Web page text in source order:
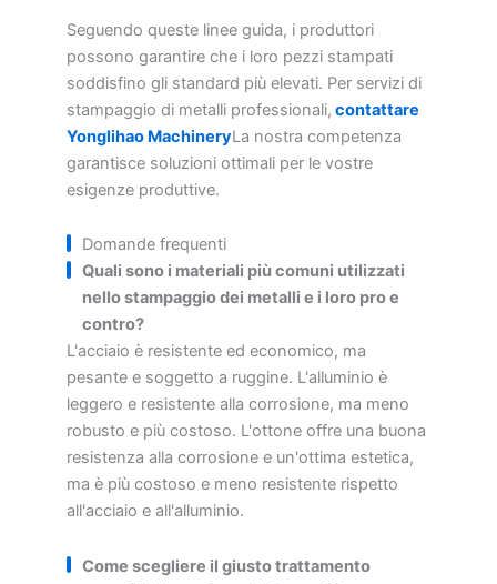
Seguendo queste linee guida, i produttori
possono garantire che i loro pezzi stampati
soddisfino gli standard più elevati. Per servizi di
stampaggio di metalli professionali, contattare
Yonglihao MachineryLa nostra competenza
garantisce soluzioni ottimali per le vostre
esigenze produttive.
Domande frequenti
Quali sono i materiali più comuni utilizzati
nello stampaggio dei metalli e i loro pro e
contro?
L'acciaio è resistente ed economico, ma
pesante e soggetto a ruggine. L'alluminio è
leggero e resistente alla corrosione, ma meno
robusto e più costoso. L'ottone offre una buona
resistenza alla corrosione e un'ottima estetica,
ma è più costoso e meno resistente rispetto
all'acciaio e all'alluminio.
Come scegliere il giusto trattamento